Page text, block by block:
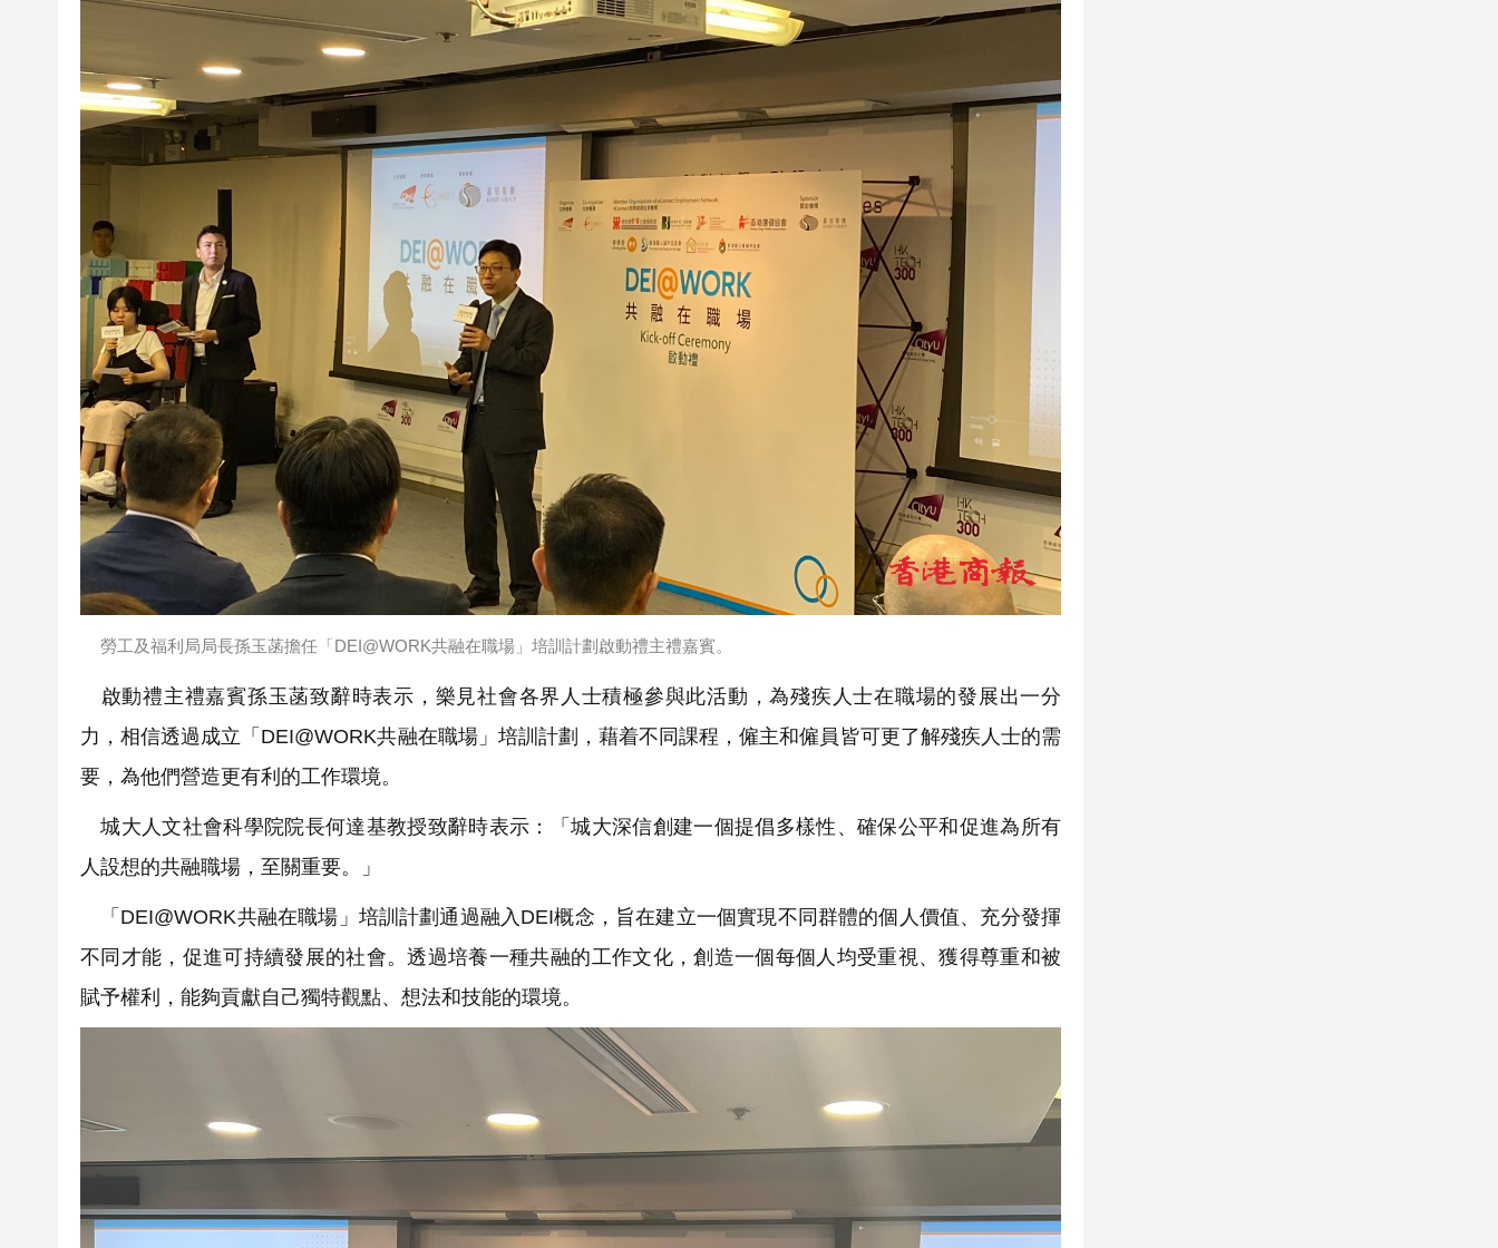
勞工及福利局局長孫玉菡擔任「DEI@WORK共融在職場」培訓計劃啟動禮主禮嘉賓。
啟動禮主禮嘉賓孫玉菡致辭時表示，樂見社會各界人士積極參與此活動，為殘疾人士在職場的發展出一分
力，相信透過成立「DEI@WORK共融在職場」培訓計劃，藉着不同課程，僱主和僱員皆可更了解殘疾人士的需
要，為他們營造更有利的工作環境。
城大人文社會科學院院長何達基教授致辭時表示：「城大深信創建一個提倡多樣性、確保公平和促進為所有
人設想的共融職場，至關重要。」
「DEI@WORK共融在職場」培訓計劃通過融入DEI概念，旨在建立一個實現不同群體的個人價值、充分發揮
不同才能，促進可持續發展的社會。透過培養一種共融的工作文化，創造一個每個人均受重視、獲得尊重和被
賦予權利，能夠貢獻自己獨特觀點、想法和技能的環境。